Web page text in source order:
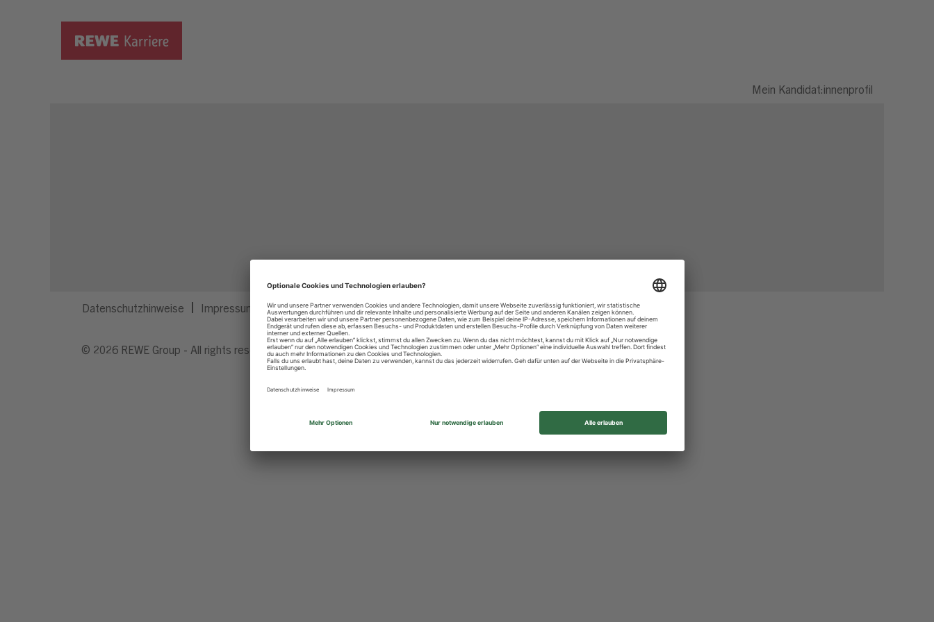
Mein Kandidat:innenprofil
Datenschutzhinweise Impressum Privatsphäre-Einstellungen
© 2026 REWE Group - All rights reserved